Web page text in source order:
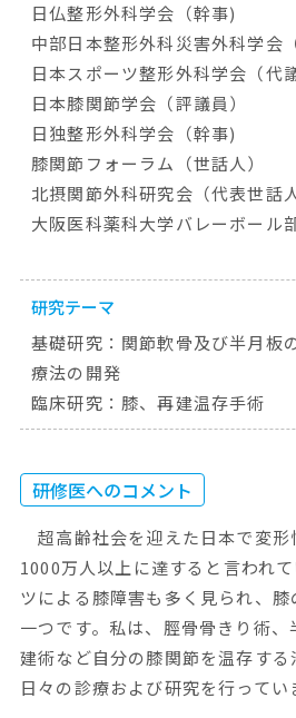
日仏整形外科学会（幹事)
中部日本整形外科災害外科学会
日本スポーツ整形外科学会（代議
日本膝関節学会（評議員）
日独整形外科学会（幹事)
膝関節フォーラム（世話人）
北摂関節外科研究会（代表世話人
大阪医科薬科大学バレーボール
研究テーマ
基礎研究：関節軟骨及び半月板
療法の開発
臨床研究：膝、再建温存手術
研修医へのコメント
超高齢社会を迎えた日本で変形
1000万人以上に達すると言われ
ツによる膝障害も多く見られ、
一つです。私は、脛骨骨きり術
建術など自分の膝関節を温存する
日々の診療および研究を行ってい